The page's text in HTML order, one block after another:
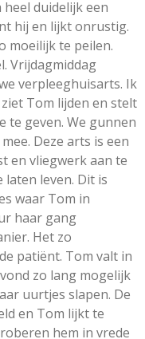
duidelijk een
hij en lijkt onrustig.
moeilijk te peilen.
Vrijdagmiddag
verpleeghuisarts. Ik
Tom lijden en stelt
te geven. We gunnen
Deze arts is een
en vliegwerk aan te
laten leven. Dit is
waar Tom in
haar gang
Het zo
patiënt. Tom valt in
zo lang mogelijk
uurtjes slapen. De
en Tom lijkt te
hem in vrede